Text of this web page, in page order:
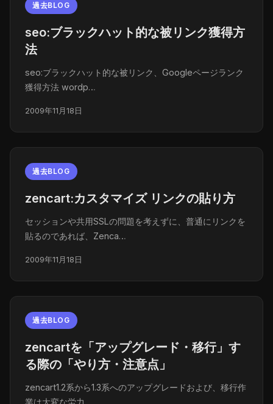
過去BLOG
seo:ブラックハット的な被リンク獲得方
法
seo:ブラックハット的な被リンク、Googleページランク
獲得方法 wordp…
2009年11月18日
過去BLOG
zencart:カスタマイズ リンクの貼り方
セッションや共用SSLの問題を考えずに、普通にリンクを
貼るのであれば、Zenca…
2009年11月18日
過去BLOG
zencartを「アップグレード・移行」す
る際の「やり方・注意点」
zencart1.2系から1.3系へのアップグレードおよび、移行作
業は大変な労力…